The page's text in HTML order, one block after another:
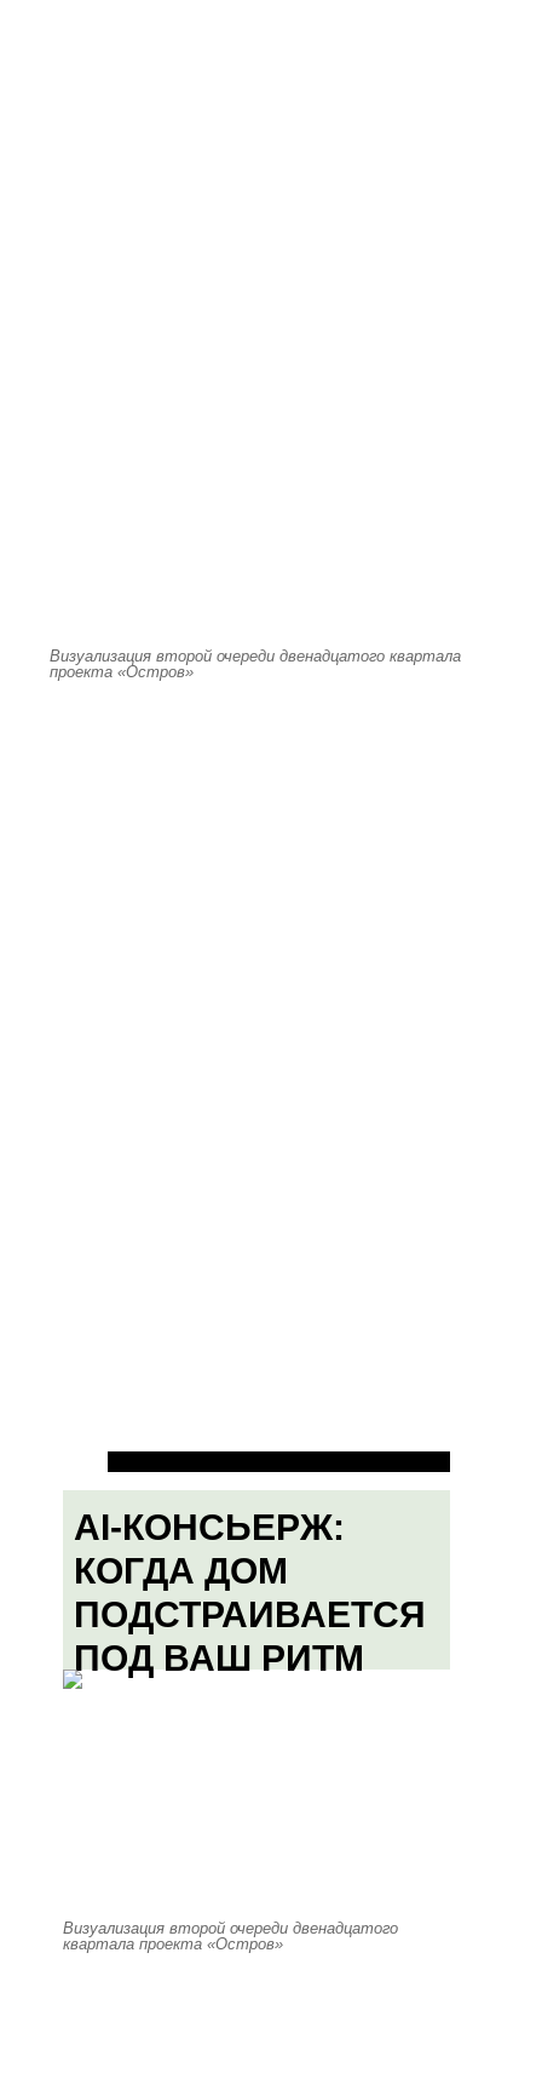
Визуализация второй очереди двенадцатого квартала
проекта «Остров»
AI-КОНСЬЕРЖ:
КОГДА ДОМ
ПОДСТРАИВАЕТСЯ
ПОД ВАШ РИТМ
Визуализация второй очереди двенадцатого
квартала проекта «Остров»